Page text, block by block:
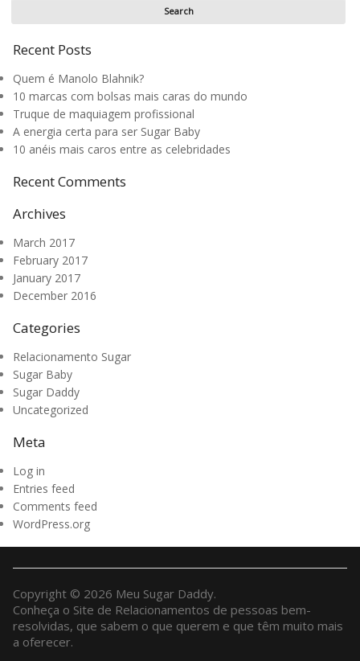
Recent Posts
Quem é Manolo Blahnik?
10 marcas com bolsas mais caras do mundo
Truque de maquiagem profissional
A energia certa para ser Sugar Baby
10 anéis mais caros entre as celebridades
Recent Comments
Archives
March 2017
February 2017
January 2017
December 2016
Categories
Relacionamento Sugar
Sugar Baby
Sugar Daddy
Uncategorized
Meta
Log in
Entries feed
Comments feed
WordPress.org
Copyright © 2026 Meu Sugar Daddy.
Conheça o Site de Relacionamentos de pessoas bem-
resolvidas, que sabem o que querem e que têm muito mais
a oferecer.